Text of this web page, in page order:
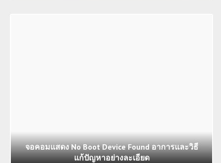
จอคอมแสดง No Boot Device Found อาการและวิธี
แก้ปัญหาอย่างละเอียด